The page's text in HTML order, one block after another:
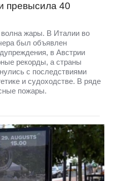
превысила 40
жары. В Италии во
был объявлен
в Австрии
рекорды, а страны
с последствиями
и судоходстве. В ряде
пожары.